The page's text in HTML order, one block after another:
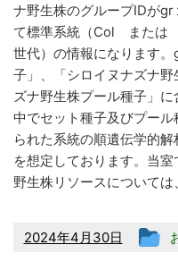
ナ野生株のグループIDが
て標準系統（Col または
世代）の情報になります
子」、「シロイヌナズナ
ズナ野生株プール種子」
中でセット種子及びプー
られた系統の順遺伝学的
を想定しております。当
野生株リソースについては
2024年4月30日
投